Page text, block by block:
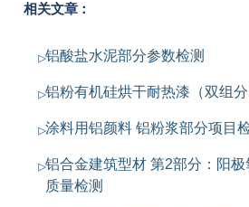
相关文章：
铝酸盐水泥部分参数检测
铝粉有机硅烘干耐热漆（双组
涂料用铝颜料 铝粉浆部分项目
铝合金建筑型材 第2部分：阳
质量检测